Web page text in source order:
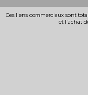
Ces liens commerciaux sont
et l'achat